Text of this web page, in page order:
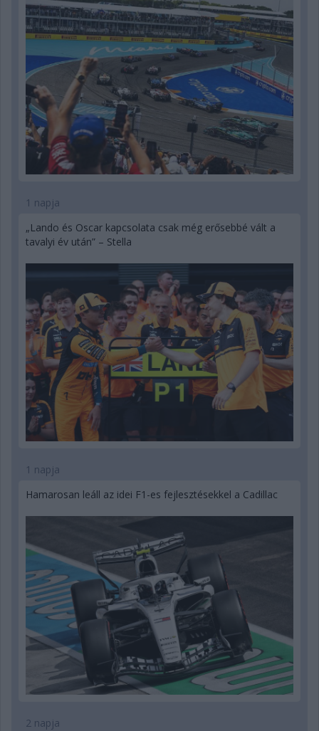
1 napja
„Lando és Oscar kapcsolata csak még erősebbé vált a
tavalyi év után” – Stella
1 napja
Hamarosan leáll az idei F1-es fejlesztésekkel a Cadillac
2 napja